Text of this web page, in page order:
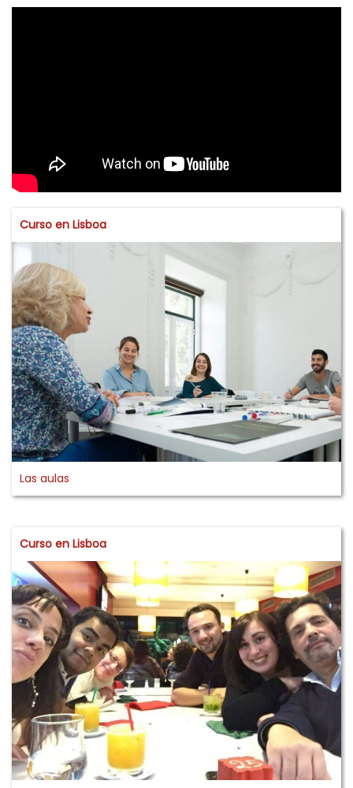
Curso en Lisboa
Las aulas
Curso en Lisboa